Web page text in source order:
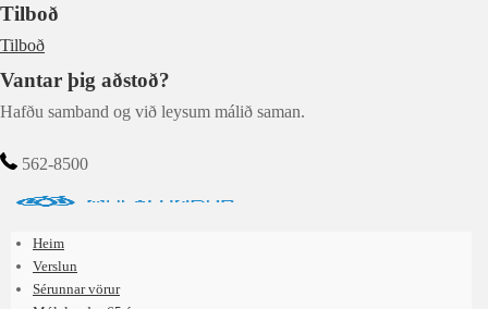
Tilboð
Tilboð
Vantar þig aðstoð?
Hafðu samband og við leysum málið saman.
562-8500
Heim
Verslun
Sérunnar vörur